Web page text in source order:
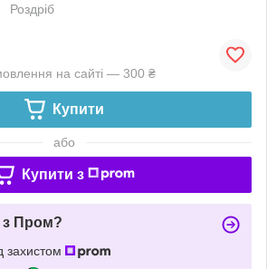
Роздріб
на сайті — 300 ₴
Купити
або
Купити з
з Пром?
захистом